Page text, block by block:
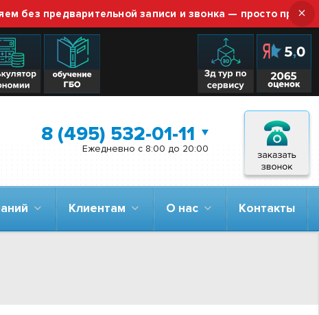
предварительной записи и звонка — просто приезжайте!
×
8 (495) 532-01-11
Ежедневно с 8:00 до 20:00
Клиентам О нас Контакты